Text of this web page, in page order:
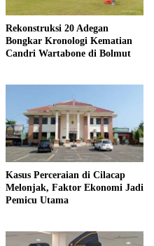
Rekonstruksi 20 Adegan
Bongkar Kronologi Kematian
Candri Wartabone di Bolmut
Kasus Perceraian di Cilacap
Melonjak, Faktor Ekonomi Jadi
Pemicu Utama